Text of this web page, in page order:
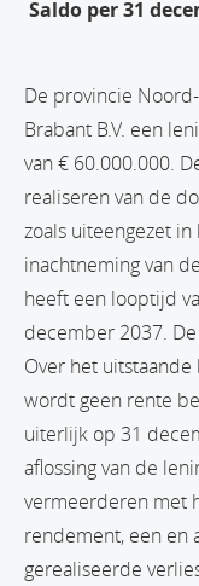
Saldo per 31
De provincie
Brabant B.V. een
van € 60.000.000.
realiseren van de
zoals uiteengezet
inachtneming van
heeft een looptijd
december 2037.
Over het
wordt geen rente
uiterlijk op 31
aflossing van de
vermeerderen met
rendement, een en
gerealiseerde